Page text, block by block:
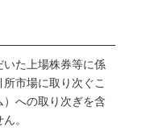
た上場株券等に係
市場に取り次ぐこ
への取り次ぎを含
。